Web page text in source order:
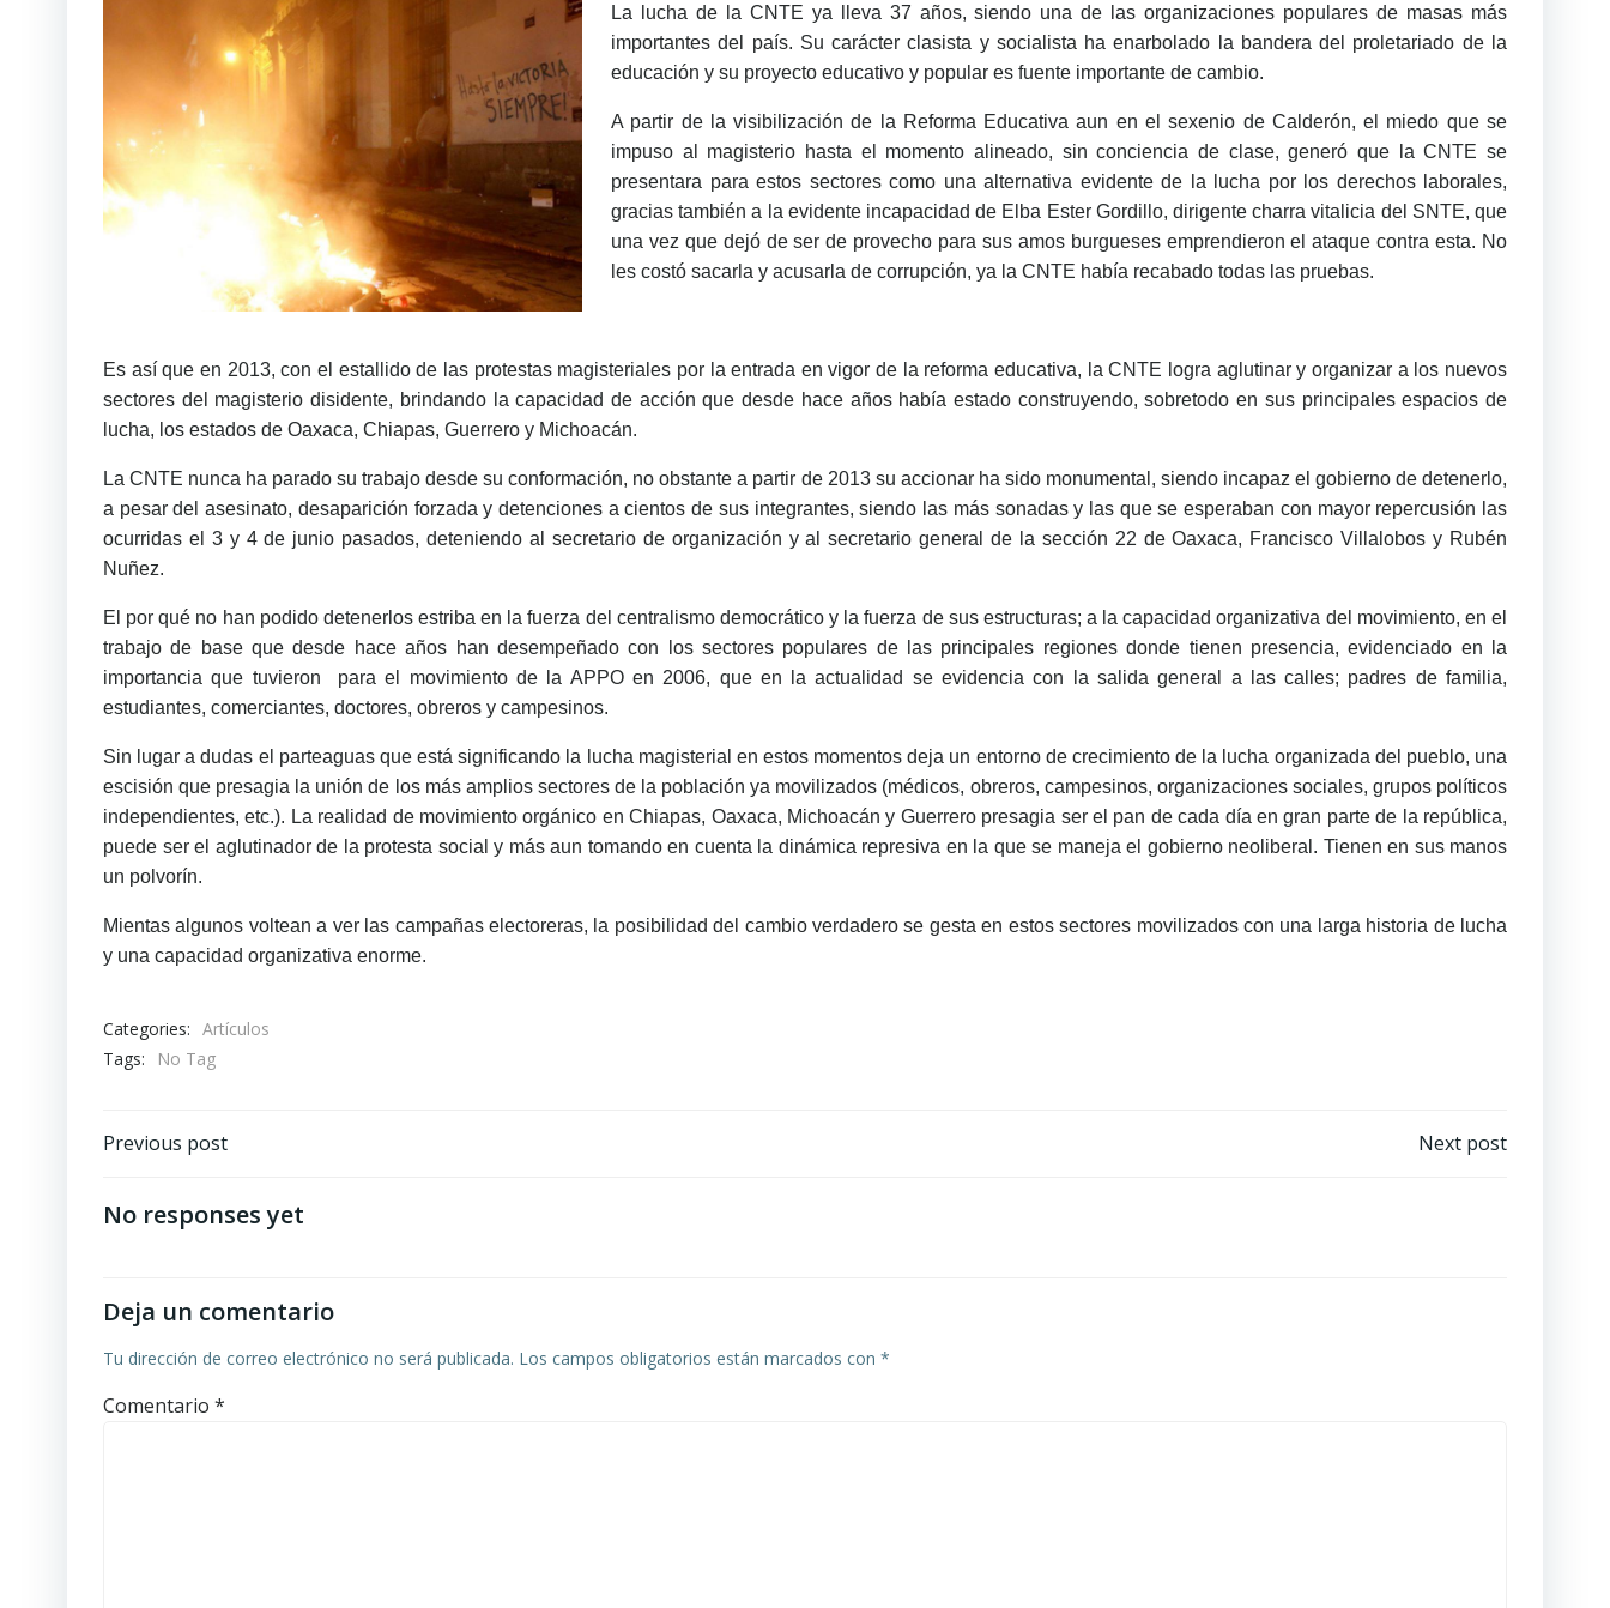
La lucha de la CNTE ya lleva 37 años, siendo una de las organizaciones populares de masas más
importantes del país. Su carácter clasista y socialista ha enarbolado la bandera del proletariado de la
educación y su proyecto educativo y popular es fuente importante de cambio.
A partir de la visibilización de la Reforma Educativa aun en el sexenio de Calderón, el miedo que se
impuso al magisterio hasta el momento alineado, sin conciencia de clase, generó que la CNTE se
presentara para estos sectores como una alternativa evidente de la lucha por los derechos laborales,
gracias también a la evidente incapacidad de Elba Ester Gordillo, dirigente charra vitalicia del SNTE, que
una vez que dejó de ser de provecho para sus amos burgueses emprendieron el ataque contra esta. No
les costó sacarla y acusarla de corrupción, ya la CNTE había recabado todas las pruebas.
Es así que en 2013, con el estallido de las protestas magisteriales por la entrada en vigor de la reforma educativa, la CNTE logra aglutinar y organizar a los nuevos
sectores del magisterio disidente, brindando la capacidad de acción que desde hace años había estado construyendo, sobretodo en sus principales espacios de
lucha, los estados de Oaxaca, Chiapas, Guerrero y Michoacán.
La CNTE nunca ha parado su trabajo desde su conformación, no obstante a partir de 2013 su accionar ha sido monumental, siendo incapaz el gobierno de detenerlo,
a pesar del asesinato, desaparición forzada y detenciones a cientos de sus integrantes, siendo las más sonadas y las que se esperaban con mayor repercusión las
ocurridas el 3 y 4 de junio pasados, deteniendo al secretario de organización y al secretario general de la sección 22 de Oaxaca, Francisco Villalobos y Rubén
Nuñez.
El por qué no han podido detenerlos estriba en la fuerza del centralismo democrático y la fuerza de sus estructuras; a la capacidad organizativa del movimiento, en el
trabajo de base que desde hace años han desempeñado con los sectores populares de las principales regiones donde tienen presencia, evidenciado en la
importancia que tuvieron para el movimiento de la APPO en 2006, que en la actualidad se evidencia con la salida general a las calles; padres de familia,
estudiantes, comerciantes, doctores, obreros y campesinos.
Sin lugar a dudas el parteaguas que está significando la lucha magisterial en estos momentos deja un entorno de crecimiento de la lucha organizada del pueblo, una
escisión que presagia la unión de los más amplios sectores de la población ya movilizados (médicos, obreros, campesinos, organizaciones sociales, grupos políticos
independientes, etc.). La realidad de movimiento orgánico en Chiapas, Oaxaca, Michoacán y Guerrero presagia ser el pan de cada día en gran parte de la república,
puede ser el aglutinador de la protesta social y más aun tomando en cuenta la dinámica represiva en la que se maneja el gobierno neoliberal. Tienen en sus manos
un polvorín.
Mientas algunos voltean a ver las campañas electoreras, la posibilidad del cambio verdadero se gesta en estos sectores movilizados con una larga historia de lucha
y una capacidad organizativa enorme.
Categories: Artículos
Tags:
No Tag
Navegación
de
Previous post Next post
No responses yet
Deja un comentario
Tu dirección de correo electrónico no será publicada. Los campos obligatorios están marcados con *
Comentario *